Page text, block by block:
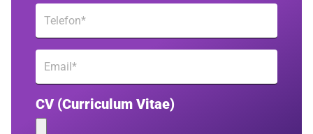
CV (Curriculum Vitae)